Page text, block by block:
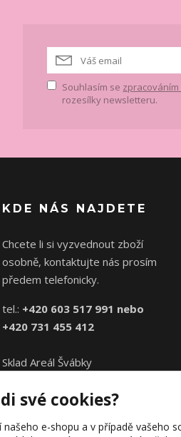
Souhlasím se
rozesílky newsletteru.
KDE NÁS NAJDETE
Chcete li si vyzvednout zboží
osobně, kontaktujte nás prosím
předem telefonicky.
tel.: +420 603 517 991 nebo
+420 731 455 412
Sklad Areál Švábky
(mezi Palmovkou a Invalidovnou)
své cookies?
e-shopu a v případě vašeho